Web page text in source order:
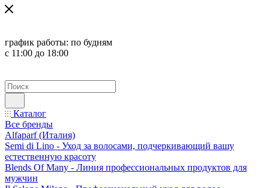
график работы: по будням
с 11:00 до 18:00
Каталог
Все бренды
Alfaparf (Италия)
Semi di Lino - Уход за волосами, подчеркивающий вашу
естественную красоту
Blends Of Many - Линия профессиональных продуктов для
мужчин